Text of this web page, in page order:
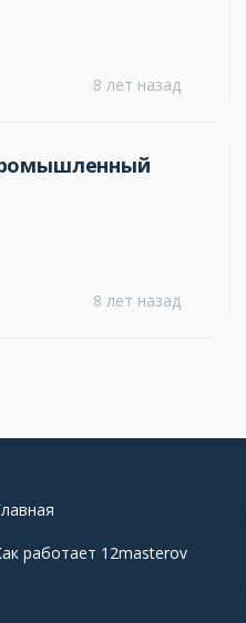
8 лет назад
8 лет назад
работает 12masterov